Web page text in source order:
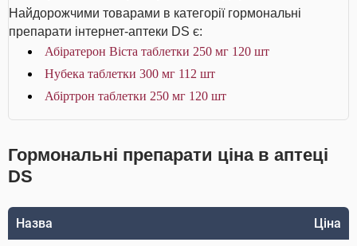
Найдорожчими товарами в категорії гормональні
препарати інтернет-аптеки DS є:
Абіратерон Віста таблетки 250 мг 120 шт
Нубека таблетки 300 мг 112 шт
Абіртрон таблетки 250 мг 120 шт
Гормональні препарати ціна в аптеці
DS
Назва Ціна